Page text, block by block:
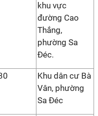
khu vực
đường Cao
Thắng,
phường Sa
Đéc.
Khu dân cư Bà
Vân, phường
Sa Đéc